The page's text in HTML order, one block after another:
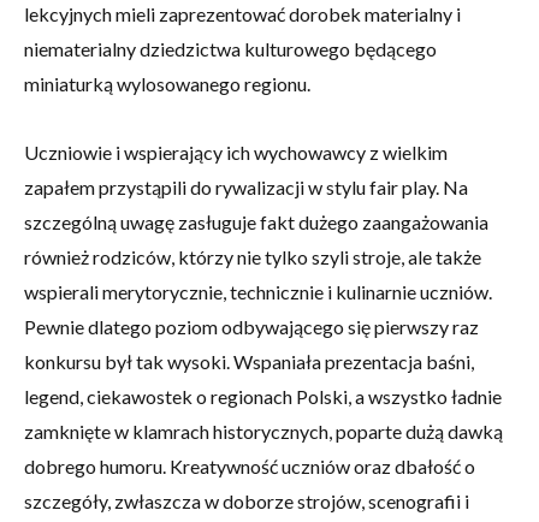
lekcyjnych mieli zaprezentować dorobek materialny i
niematerialny dziedzictwa kulturowego będącego
miniaturką wylosowanego regionu.
Uczniowie i wspierający ich wychowawcy z wielkim
zapałem przystąpili do rywalizacji w stylu fair play. Na
szczególną uwagę zasługuje fakt dużego zaangażowania
również rodziców, którzy nie tylko szyli stroje, ale także
wspierali merytorycznie, technicznie i kulinarnie uczniów.
Pewnie dlatego poziom odbywającego się pierwszy raz
konkursu był tak wysoki. Wspaniała prezentacja baśni,
legend, ciekawostek o regionach Polski, a wszystko ładnie
zamknięte w klamrach historycznych, poparte dużą dawką
dobrego humoru. Kreatywność uczniów oraz dbałość o
szczegóły, zwłaszcza w doborze strojów, scenografii i